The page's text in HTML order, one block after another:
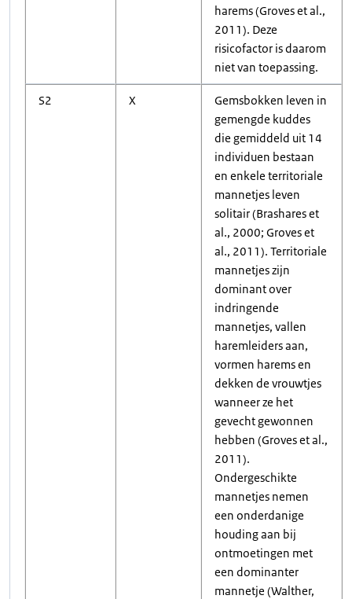
harems (Groves et al.,
2011). Deze
risicofactor is daarom
niet van toepassing.
S2 X
Gemsbokken leven in
gemengde kuddes
die gemiddeld uit 14
individuen bestaan
en enkele territoriale
mannetjes leven
solitair (Brashares et
al., 2000; Groves et
al., 2011). Territoriale
mannetjes zijn
dominant over
indringende
mannetjes, vallen
haremleiders aan,
vormen harems en
dekken de vrouwtjes
wanneer ze het
gevecht gewonnen
hebben (Groves et al.,
2011).
Ondergeschikte
mannetjes nemen
een onderdanige
houding aan bij
ontmoetingen met
een dominanter
mannetje (Walther,